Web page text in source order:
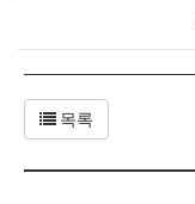
목록